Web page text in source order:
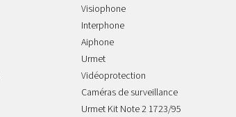
Visiophone
Interphone
Aiphone
Urmet
Vidéoprotection
Caméras de surveillance
Urmet Kit Note 2 1723/95